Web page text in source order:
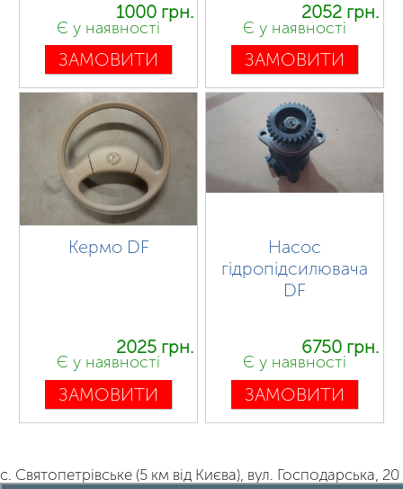
1000 грн.
Є у наявності
ЗАМОВИТИ
2052 грн.
Є у наявності
ЗАМОВИТИ
Кермо DF
2025 грн.
Є у наявності
ЗАМОВИТИ
Насос
гідропідсилювача
DF
6750 грн.
Є у наявності
ЗАМОВИТИ
с. Святопетрівське (5 км від Києва), вул. Господарська, 20